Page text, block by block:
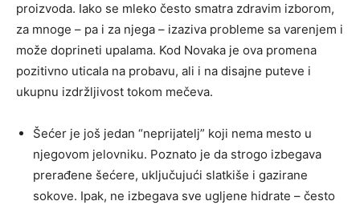
proizvoda. Iako se mleko često smatra zdravim izborom,
za mnoge – pa i za njega – izaziva probleme sa varenjem i
može doprineti upalama. Kod Novaka je ova promena
pozitivno uticala na probavu, ali i na disajne puteve i
ukupnu izdržljivost tokom mečeva.
Šećer je još jedan “neprijatelj” koji nema mesto u
njegovom jelovniku. Poznato je da strogo izbegava
prerađene šećere, uključujući slatkiše i gazirane
sokove. Ipak, ne izbegava sve ugljene hidrate – često